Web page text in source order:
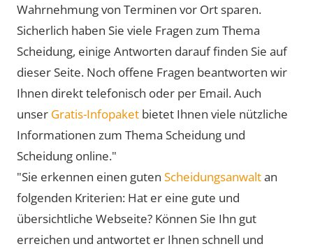
Wahrnehmung von Terminen vor Ort sparen.
Sicherlich haben Sie viele Fragen zum Thema
Scheidung, einige Antworten darauf finden Sie auf
dieser Seite. Noch offene Fragen beantworten wir
Ihnen direkt telefonisch oder per Email. Auch
unser Gratis-Infopaket bietet Ihnen viele nützliche
Informationen zum Thema Scheidung und
Scheidung online."
"Sie erkennen einen guten Scheidungsanwaltan
folgenden Kriterien: Hat er eine gute und
übersichtliche Webseite? Können Sie Ihn gut
erreichen und antwortet er Ihnen schnell und